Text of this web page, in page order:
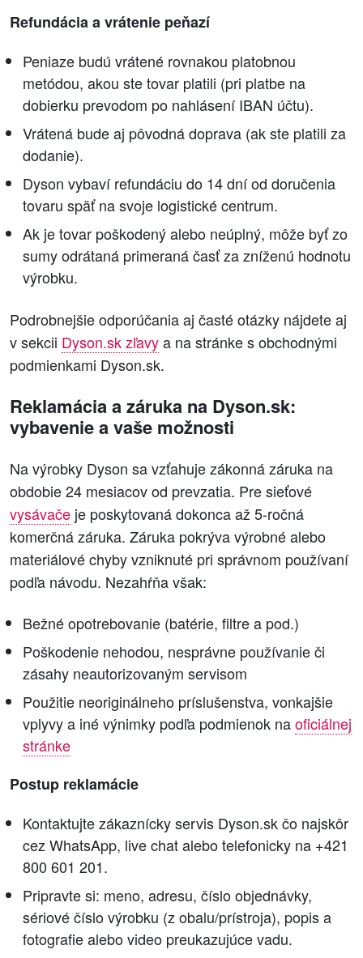
Refundácia a vrátenie peňazí
Peniaze budú vrátené rovnakou platobnou
metódou, akou ste tovar platili (pri platbe na
dobierku prevodom po nahlásení IBAN účtu).
Vrátená bude aj pôvodná doprava (ak ste platili za
dodanie).
Dyson vybaví refundáciu do 14 dní od doručenia
tovaru späť na svoje logistické centrum.
Ak je tovar poškodený alebo neúplný, môže byť zo
sumy odrátaná primeraná časť za zníženú hodnotu
výrobku.
Podrobnejšie odporúčania aj časté otázky nájdete aj
v sekcii Dyson.sk zľavya na stránke s obchodnými
podmienkami Dyson.sk.
Reklamácia a záruka na Dyson.sk:
vybavenie a vaše možnosti
Na výrobky Dyson sa vzťahuje zákonná záruka na
obdobie 24 mesiacov od prevzatia. Pre sieťové
vysávače je poskytovaná dokonca až 5-ročná
komerčná záruka. Záruka pokrýva výrobné alebo
materiálové chyby vzniknuté pri správnom používaní
podľa návodu. Nezahŕňa však:
Bežné opotrebovanie (batérie, filtre a pod.)
Poškodenie nehodou, nesprávne používanie či
zásahy neautorizovaným servisom
Použitie neoriginálneho príslušenstva, vonkajšie
vplyvy a iné výnimky podľa podmienok naoficiálnej
stránke
Postup reklamácie
Kontaktujte zákaznícky servis Dyson.sk čo najskôr
cez WhatsApp, live chat alebo telefonicky na +421
800 601 201.
Pripravte si: meno, adresu, číslo objednávky,
sériové číslo výrobku (z obalu/prístroja), popis a
fotografie alebo video preukazujúce vadu.